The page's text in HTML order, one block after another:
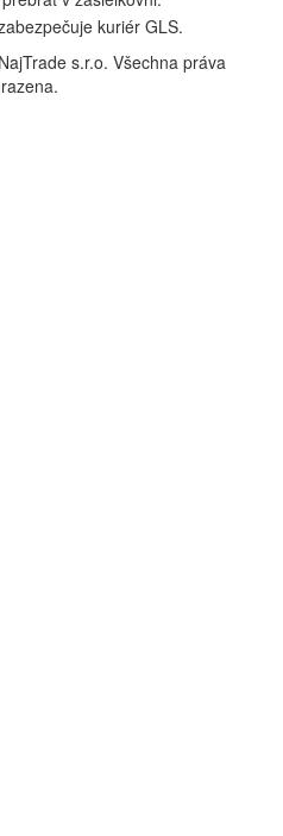
s.r.o. Všechna práva